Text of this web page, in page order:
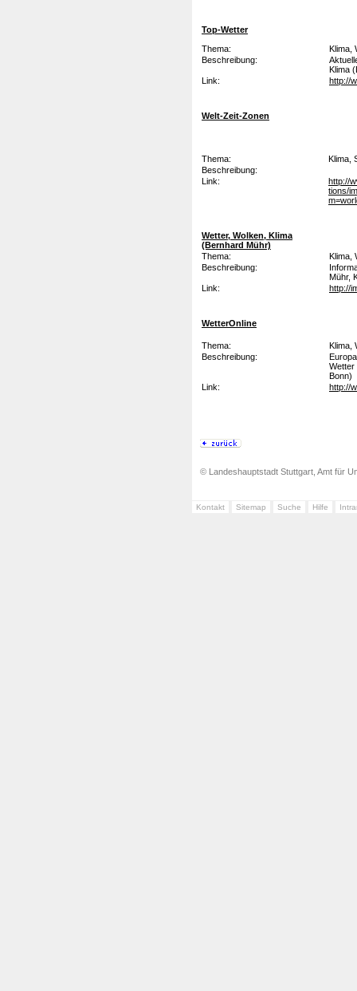
Top-Wetter
Thema:
Klima,
Beschreibung:
Klima
Link:
http://
Welt-Zeit-Zonen
Thema:
Klima,
Beschreibung:
Link:
http://
tions/
Wetter, Wolken, Klima
(Bernhard Mühr)
Thema:
Klima,
Beschreibung:
Mühr,
Link:
http://
WetterOnline
Thema:
Klima,
Beschreibung:
Wetter
Bonn)
Link:
http://
© Landeshauptstadt Stuttgart, Amt für
Kontakt Sitemap Suche Hilfe